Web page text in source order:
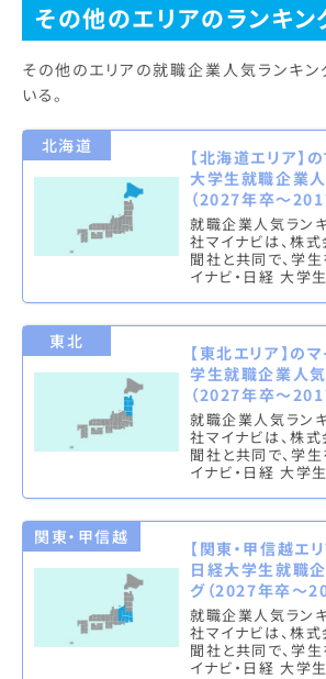
その他のエリアのランキン
その他のエリアの就職企業人気ランキン
いる。
北海道
【北海道エリア】
大学生就職企業
（2027年卒～
就職企業人気ラン
社マイナビは、株
聞社と共同で、学生
イナビ・日経 大学
東北
【東北エリア】の
学生就職企業人
（2027年卒～
就職企業人気ラン
社マイナビは、株
聞社と共同で、学生
イナビ・日経 大学
関東・甲信越
【関東・甲信越エ
日経大学生就職
グ（2027年卒～
就職企業人気ラン
社マイナビは、株
聞社と共同で、学生
イナビ・日経 大学